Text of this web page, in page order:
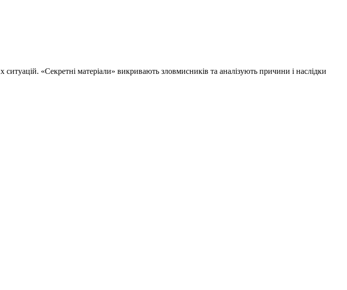
«Секретні матеріали» викривають зловмисників та аналізують причини і наслідки